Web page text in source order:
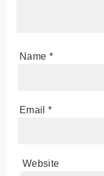
Name *
Email *
Website